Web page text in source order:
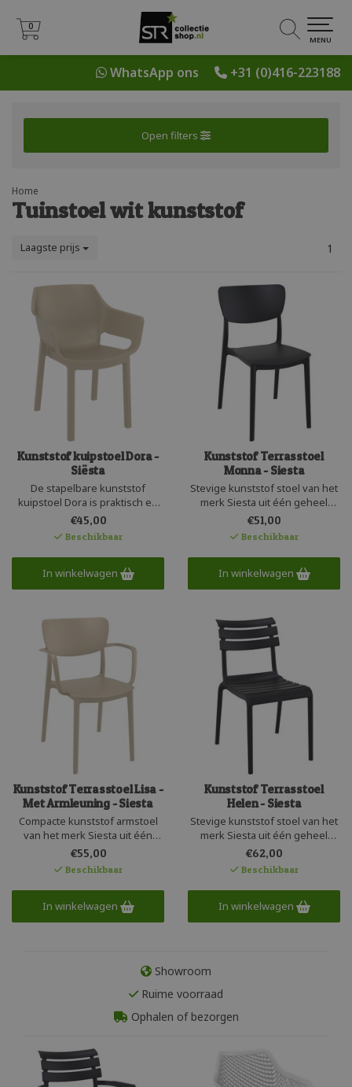
+31 (0)416-223188
WhatsApp ons
0
0
MENU
Open filters
Home
Tuinstoel wit kunststof
Laagste prijs 1
Kunststof kuipstoel Dora -
Siësta
De stapelbare kunststof
kuipstoel Dora is praktisch en
funcitoneel. Deze moderne
kuipstoel bestaat uit één
geheel kunststof en is versterkt
met glasvezel. De buisvorming
poten hebben anti-slip doppen
en de kuip zit ruim en prettig.
€45,00
Beschikbaar
In winkelwagen
Kunststof Terrasstoel
Monna - Siesta
Stevige kunststof stoel van het
merk Siesta uit één geheel
geproduceerd. Deze
comfortabele kunststof
stapelstoel is licht in gewicht en
makkelijk stapelbaar. De Monna
stoel is UV bestendig en
recyclebaar. Deze kunststof
onderhoudsvriendelijk
€51,00
Beschikbaar
In winkelwagen
Kunststof Terrasstoel Lisa -
Met Armleuning - Siesta
Compacte kunststof armstoel
van het merk Siesta uit één
geheel geproduceerd. Deze
comfortabele kunststof
armstoel is licht in gewicht en
makkelijk stapelbaar. De Lisa
armstoel is UV bestendig en
recyclebaar. De kunststof stoel
€55,00
Beschikbaar
In winkelwagen
Kunststof Terrasstoel
Helen - Siesta
Stevige kunststof stoel van het
merk Siesta uit één geheel
geproduceerd. Deze hippe
terrasstoel is recyclebaar en
makkelijk stapelbaar. De Helen
lijkt op aluminium, maar heeft
de voordelen van kunststof; is
geluidsarm, licht en zeer
€62,00
Beschikbaar
In winkelwagen
Showroom
Ruime voorraad
Ophalen of bezorgen